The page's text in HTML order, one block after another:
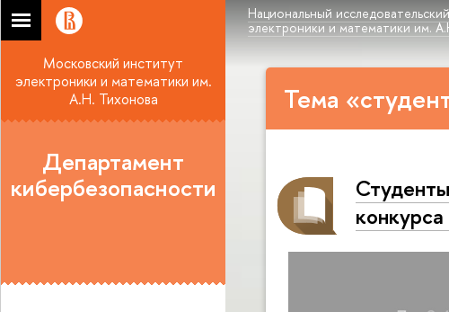
Национальный
электроники и математики им.
Московский институт
электроники и математики им.
А.Н. Тихонова
Департамент
кибербезопасности
Тема